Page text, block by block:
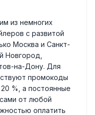
из немногих
с развитой
Москва и Санкт-
Новгород,
на-Дону. Для
промокоды
%, а постоянные
от любой
оплатить